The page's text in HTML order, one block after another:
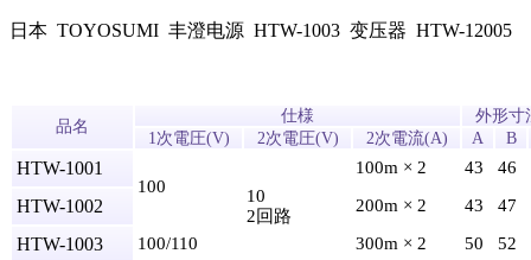
日本 TOYOSUMI 丰澄电源 HTW-1003 变压器 HTW-12005
品名
仕様
外形寸
1次電圧(V)
2次電圧(V) 2次電流(A) A B
HTW-1001
100
10
2回路
100m × 2 43 46
HTW-1002 200m × 2 43 47
HTW-1003 100/110 300m × 2 50 52